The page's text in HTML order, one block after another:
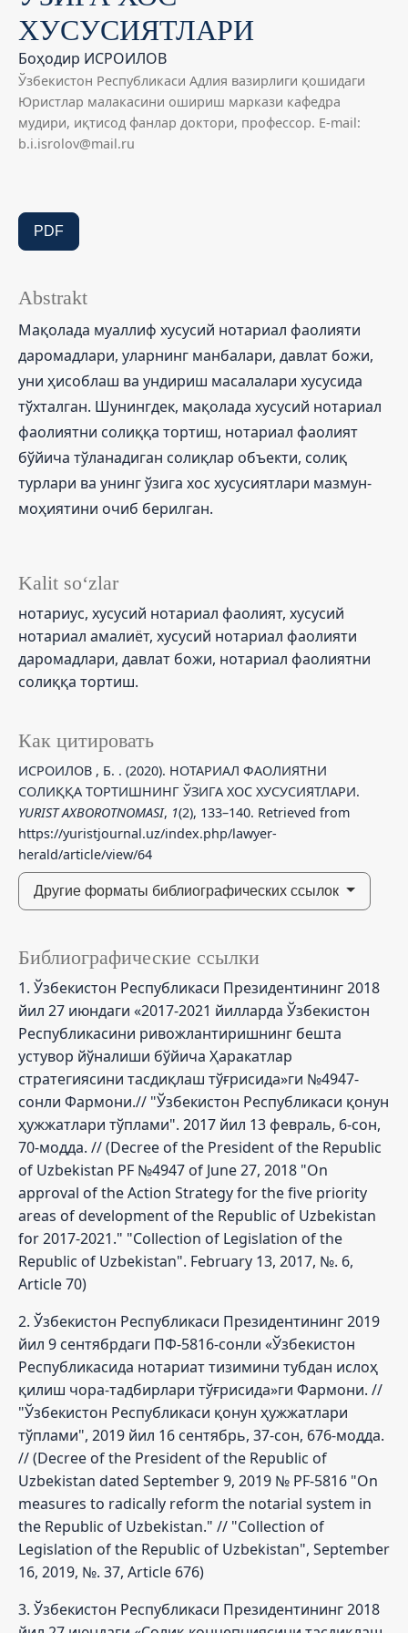
ХУСУСИЯТЛАРИ
Боҳодир ИСРОИЛОВ
Ўзбекистон Республикаси Адлия вазирлиги қошидаги
Юристлар малакасини ошириш маркази кафедра
мудири, иқтисод фанлар доктори, профессор. E-mail:
b.i.isrolov@mail.ru
PDF
Kalit so‘zlar
нотариус, хусусий нотариал фаолият, хусусий
нотариал амалиёт, хусусий нотариал фаолияти
даромадлари, давлат божи, нотариал фаолиятни
солиққа тортиш.
Как цитировать
ИСРОИЛОВ , Б. . (2020). НОТАРИАЛ ФАОЛИЯТНИ
СОЛИҚҚА ТОРТИШНИНГ ЎЗИГА ХОС ХУСУСИЯТЛАРИ.
YURIST AXBOROTNOMASI, 1(2), 133–140. Retrieved from
https://yuristjournal.uz/index.php/lawyer-
herald/article/view/64
Другие форматы библиографических ссылок
Abstrakt
Мақолада муаллиф хусусий нотариал фаолияти
даромадлари, уларнинг манбалари, давлат божи,
уни ҳисоблаш ва ундириш масалалари хусусида
тўхталган. Шунингдек, мақолада хусусий нотариал
фаолиятни солиққа тортиш, нотариал фаолият
бўйича тўланадиган солиқлар объекти, солиқ
турлари ва унинг ўзига хос хусусиятлари мазмун-
моҳиятини очиб берилган.
Библиографические ссылки
1. Ўзбекистон Республикаси Президентининг 2018
йил 27 июндаги «2017-2021 йилларда Ўзбекистон
Республикасини ривожлантиришнинг бешта
устувор йўналиши бўйича Ҳаракатлар
стратегиясини тасдиқлаш тўғрисида»ги №4947-
сонли Фармони.// "Ўзбекистон Республикаси қонун
ҳужжатлари тўплами". 2017 йил 13 февраль, 6-сон,
70-модда. // (Decree of the President of the Republic
of Uzbekistan PF №4947 of June 27, 2018 "On
approval of the Action Strategy for the five priority
areas of development of the Republic of Uzbekistan
for 2017-2021." "Collection of Legislation of the
Republic of Uzbekistan". February 13, 2017, №. 6,
Article 70)
2. Ўзбекистон Республикаси Президентининг 2019
йил 9 сентябрдаги ПФ-5816-сонли «Ўзбекистон
Республикасида нотариат тизимини тубдан ислоҳ
қилиш чора-тадбирлари тўғрисида»ги Фармони. //
"Ўзбекистон Республикаси қонун ҳужжатлари
тўплами", 2019 йил 16 сентябрь, 37-сон, 676-модда.
// (Decree of the President of the Republic of
Uzbekistan dated September 9, 2019 № PF-5816 "On
measures to radically reform the notarial system in
the Republic of Uzbekistan." // "Collection of
Legislation of the Republic of Uzbekistan", September
16, 2019, №. 37, Article 676)
3. Ўзбекистон Республикаси Президентининг 2018